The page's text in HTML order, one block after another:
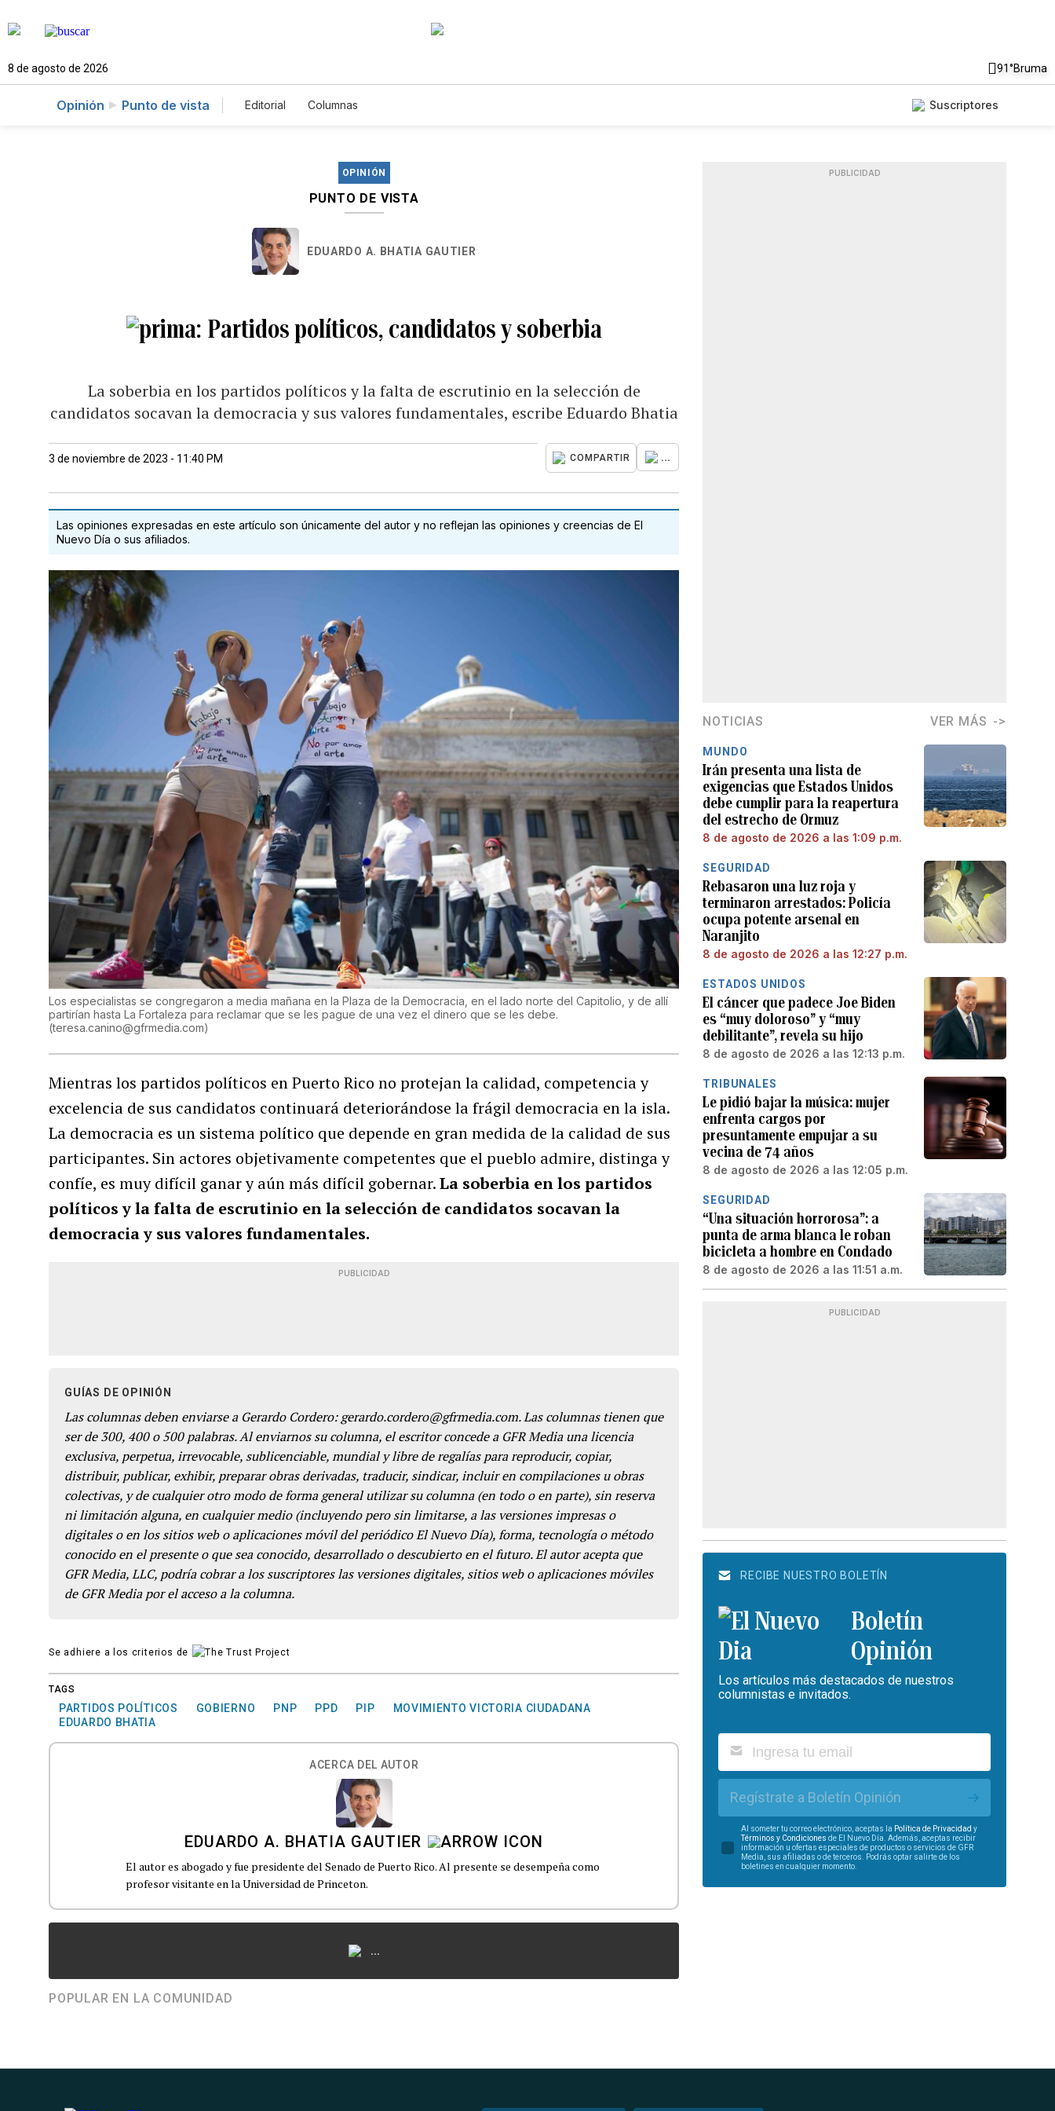
8 de agosto de 2026 91°Bruma
Opinión Punto de vista Editorial Columnas Suscriptores
OPINIÓN
PUNTO DE VISTA
EDUARDO A. BHATIA GAUTIER
Partidos políticos, candidatos y soberbia
La soberbia en los partidos políticos y la falta de escrutinio en la selección de
candidatos socavan la democracia y sus valores fundamentales, escribe Eduardo Bhatia
3 de noviembre de 2023 - 11:40 PM COMPARTIR ...
Las opiniones expresadas en este artículo son únicamente del autor y no reflejan las opiniones y creencias de El
Nuevo Día o sus afiliados.
Los especialistas se congregaron a media mañana en la Plaza de la Democracia, en el lado norte del Capitolio, y de allí
partirían hasta La Fortaleza para reclamar que se les pague de una vez el dinero que se les debe.
(teresa.canino@gfrmedia.com)
Mientras los partidos políticos en Puerto Rico no protejan la calidad, competencia y
excelencia de sus candidatos continuará deteriorándose la frágil democracia en la isla.
La democracia es un sistema político que depende en gran medida de la calidad de sus
participantes. Sin actores objetivamente competentes que el pueblo admire, distinga y
confíe, es muy difícil ganar y aún más difícil gobernar.La soberbia en los partidos
políticos y la falta de escrutinio en la selección de candidatos socavan la
democracia y sus valores fundamentales.
PUBLICIDAD
GUÍAS DE OPINIÓN
Las columnas deben enviarse a Gerardo Cordero: gerardo.cordero@gfrmedia.com. Las columnas tienen que
ser de 300, 400 o 500 palabras. Al enviarnos su columna, el escritor concede a GFR Media una licencia
exclusiva, perpetua, irrevocable, sublicenciable, mundial y libre de regalías para reproducir, copiar,
distribuir, publicar, exhibir, preparar obras derivadas, traducir, sindicar, incluir en compilaciones u obras
colectivas, y de cualquier otro modo de forma general utilizar su columna (en todo o en parte), sin reserva
ni limitación alguna, en cualquier medio (incluyendo pero sin limitarse, a las versiones impresas o
digitales o en los sitios web o aplicaciones móvil del periódico El Nuevo Día), forma, tecnología o método
conocido en el presente o que sea conocido, desarrollado o descubierto en el futuro. El autor acepta que
GFR Media, LLC, podría cobrar a los suscriptores las versiones digitales, sitios web o aplicaciones móviles
de GFR Media por el acceso a la columna.
Se adhiere a los criterios de
TAGS
PARTIDOS POLÍTICOS GOBIERNO PNP PPD PIP
MOVIMIENTO VICTORIA CIUDADANA
EDUARDO BHATIA
ACERCA DEL AUTOR
EDUARDO A. BHATIA GAUTIER
El autor es abogado y fue presidente del Senado de Puerto Rico. Al presente se desempeña como
profesor visitante en la Universidad de Princeton.
...
POPULAR EN LA COMUNIDAD
PUBLICIDAD
NOTICIAS VER MÁS
MUNDO
Irán presenta una lista de
exigencias que Estados Unidos
debe cumplir para la reapertura
del estrecho de Ormuz
8 de agosto de 2026 a las 1:09 p.m.
SEGURIDAD
Rebasaron una luz roja y
terminaron arrestados: Policía
ocupa potente arsenal en
Naranjito
8 de agosto de 2026 a las 12:27 p.m.
ESTADOS UNIDOS
El cáncer que padece Joe Biden
es “muy doloroso” y “muy
debilitante”, revela su hijo
8 de agosto de 2026 a las 12:13 p.m.
TRIBUNALES
Le pidió bajar la música: mujer
enfrenta cargos por
presuntamente empujar a su
vecina de 74 años
8 de agosto de 2026 a las 12:05 p.m.
SEGURIDAD
“Una situación horrorosa”: a
punta de arma blanca le roban
bicicleta a hombre en Condado
8 de agosto de 2026 a las 11:51 a.m.
PUBLICIDAD
RECIBE NUESTRO BOLETÍN
Boletín
Opinión
Los artículos más destacados de nuestros
columnistas e invitados.
Regístrate a Boletín Opinión
Al someter tu correo electrónico, aceptas la Política de Privacidad y
Términos y Condiciones de El Nuevo Día. Además, aceptas recibir
información u ofertas especiales de productos o servicios de GFR
Media, sus afiliadas o de terceros. Podrás optar salirte de los
boletines en cualquier momento.